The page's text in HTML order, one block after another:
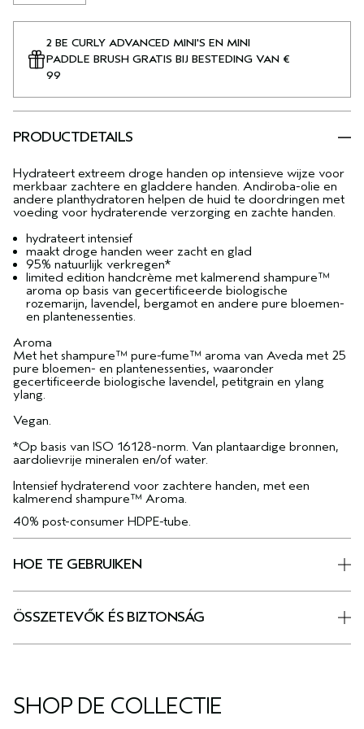
2 BE CURLY ADVANCED MINI'S EN MINI
PADDLE BRUSH GRATIS BIJ BESTEDING VAN €
99
PRODUCTDETAILS
Hydrateert extreem droge handen op intensieve wijze voor
merkbaar zachtere en gladdere handen. Andiroba-olie en
andere planthydratoren helpen de huid te doordringen met
voeding voor hydraterende verzorging en zachte handen.
hydrateert intensief
maakt droge handen weer zacht en glad
95% natuurlijk verkregen*
limited edition handcrème met kalmerend shampure™
aroma op basis van gecertificeerde biologische
rozemarijn, lavendel, bergamot en andere pure bloemen-
en plantenessenties.
Aroma
Met het shampure™ pure-fume™ aroma van Aveda met 25
pure bloemen- en plantenessenties, waaronder
gecertificeerde biologische lavendel, petitgrain en ylang
ylang.
Vegan.
*Op basis van ISO 16128-norm. Van plantaardige bronnen,
aardolievrije mineralen en/of water.
Intensief hydraterend voor zachtere handen, met een
kalmerend shampure™ Aroma.
40% post-consumer HDPE-tube.
HOE TE GEBRUIKEN
ÖSSZETEVŐK ÉS BIZTONSÁG
SHOP DE COLLECTIE